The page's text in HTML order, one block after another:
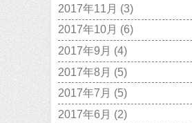
2017年11月 (3)
2017年10月 (6)
2017年9月 (4)
2017年8月 (5)
2017年7月 (5)
2017年6月 (2)